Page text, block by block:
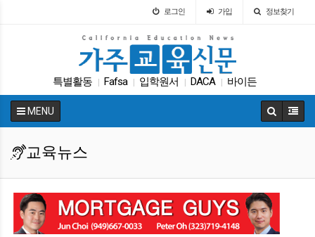
로그인 가입 정보찾기
특별활동 Fafsa 입학원서 DACA 바이든
커먼코어 가주교육신문 팝사 교육구
MENU
교육뉴스